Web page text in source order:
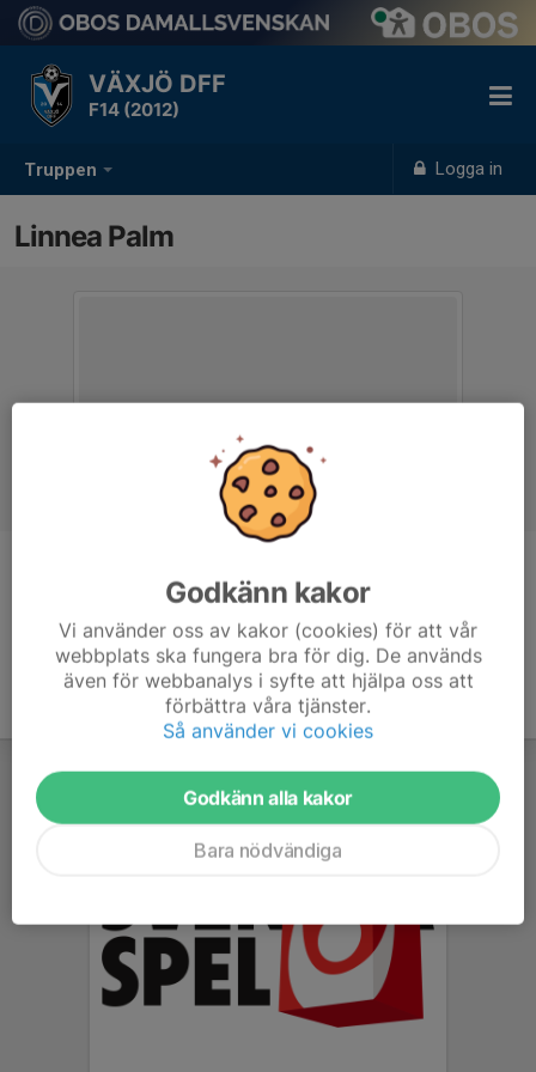
Truppen Logga in
VÄXJÖ DFF
F14 (2012)
Linnea Palm
14 år
Godkänn kakor
Vi använder oss av kakor (cookies) för att vår
webbplats ska fungera bra för dig. De används
även för webbanalys i syfte att hjälpa oss att
förbättra våra tjänster.
Så använder vi cookies
Godkänn alla kakor
Bara nödvändiga